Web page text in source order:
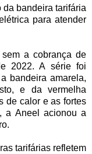
bandeira tarifária
para atender
a cobrança de
2022. A série foi
bandeira amarela,
e da vermelha
de calor e as fortes
a Aneel acionou a
tarifárias refletem